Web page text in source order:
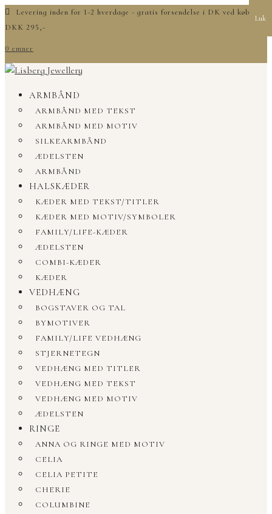
Levering inden for 1-2 hverdage - gratis forsendelse i DK ved køb over
DKK 295,-
0 emner
ARMBÅND
ARMBÅND MED TEKST
ARMBÅND MED MOTIV
SILKEARMBÅND
ÆDELSTEN
ARMBÅND
HALSKÆDER
KÆDER MED TEKST/TITLER
KÆDER MED MOTIV/SYMBOLER
FAMILY/LIFE-KÆDER
ÆDELSTEN
COMBI-KÆDER
KÆDER
VEDHÆNG
BOGSTAVER OG TAL
BYMOTIVER
FAMILY/LIFE VEDHÆNG
STJERNETEGN
VEDHÆNG MED TITLER
VEDHÆNG MED TEKST
VEDHÆNG MED MOTIV
ÆDELSTEN
RINGE
ANNA OG RINGE MED MOTIV
CELIA
CELIA PETITE
CHERIE
COLUMBINE
Luk